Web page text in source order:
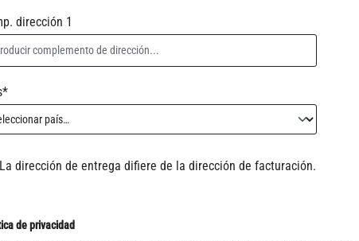
dirección 1
La dirección de entrega difiere de la dirección de facturación.
de privacidad